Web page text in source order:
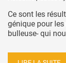
Ce sont les
génique pour
bulleuse- qui